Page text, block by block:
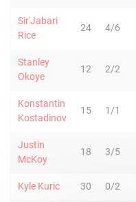
Sir'Jabari
Rice
24 4/6
Stanley
Okoye
12 2/2
Konstantin
Kostadinov
15 1/1
Justin
McKoy
18 3/5
Kyle Kuric 30 0/2